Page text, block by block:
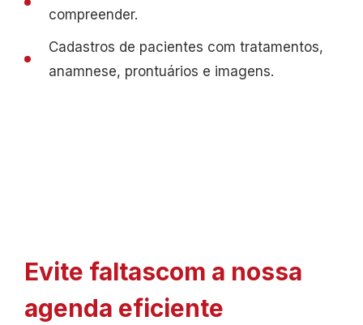
compreender.
Cadastros de pacientes com tratamentos,
anamnese, prontuários e imagens.
Evite faltascom a nossa
agenda eficiente